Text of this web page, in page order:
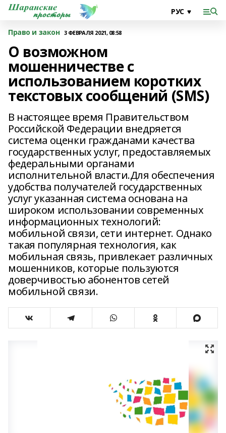
Право и закон 3 ФЕВРАЛЯ 2021, 08:58
О возможном
мошенничестве с
использованием коротких
текстовых сообщений (SMS)
В настоящее время Правительством
Российской Федерации внедряется
система оценки гражданами качества
государственных услуг, предоставляемых
федеральными органами
исполнительной власти.Для обеспечения
удобства получателей государственных
услуг указанная система основана на
широком использовании современных
информационных технологий:
мобильной связи, сети интернет. Однако
такая популярная технология, как
мобильная связь, привлекает различных
мошенников, которые пользуются
доверчивостью абонентов сетей
мобильной связи.